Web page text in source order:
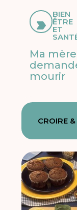
BIEN
ÊTRE
ET
Ma
mourir
CROIRE